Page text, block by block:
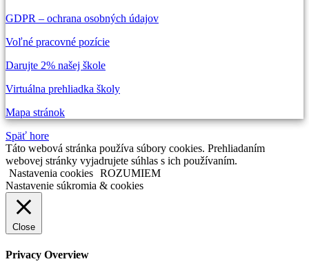
GDPR – ochrana osobných údajov
Voľné pracovné pozície
Darujte 2% našej škole
Virtuálna prehliadka školy
Mapa stránok
Späť hore
Táto webová stránka používa súbory cookies. Prehliadaním
webovej stránky vyjadrujete súhlas s ich používaním.
Nastavenia cookies ROZUMIEM
Nastavenie súkromia & cookies
Close
Privacy Overview